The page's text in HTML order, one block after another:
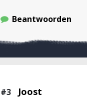
Beantwoorden
#3 Joost